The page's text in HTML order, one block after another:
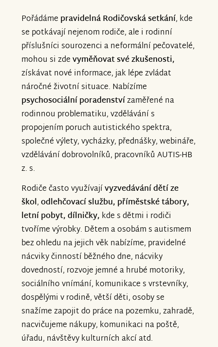
Pořádáme pravidelná Rodičovská setkání, kde
se potkávají nejenom rodiče, ale i rodinní
příslušníci sourozenci a neformální pečovatelé,
mohou si zdevyměňovat své zkušenosti,
získávat nové informace, jak lépe zvládat
náročné životní situace. Nabízíme
psychosociální poradenstvízaměřené na
rodinnou problematiku, vzdělávání s
propojením poruch autistického spektra,
společné výlety, vycházky, přednášky, webináře,
vzdělávání dobrovolníků, pracovníků AUTIS-HB
z. s.
Rodiče často využívajívyzvedávání dětí ze
škol,odlehčovací službu, příměstské tábory,
letní pobyt, dílničky, kde s dětmi i rodiči
tvoříme výrobky. Dětem a osobám s autismem
bez ohledu na jejich věk nabízíme, pravidelné
nácviky činností běžného dne, nácviky
dovedností, rozvoje jemné a hrubé motoriky,
sociálního vnímání, komunikace s vrstevníky,
dospělými v rodině, větší děti, osoby se
snažíme zapojit do práce na pozemku, zahradě,
nacvičujeme nákupy, komunikaci na poště,
úřadu, návštěvy kulturních akcí atd.